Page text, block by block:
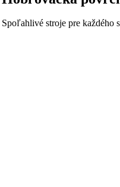
Spoľahlivé stroje pre každého